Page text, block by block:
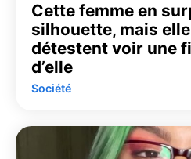
Cette femme en
silhouette, mais
détestent voir une
d’elle
Société